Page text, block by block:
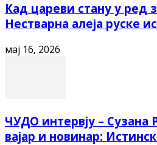
Кад цареви стану у ред
Нестварна алеја руске
мај 16, 2026
ЧУДО интервју – Сузана
вајар и новинар: